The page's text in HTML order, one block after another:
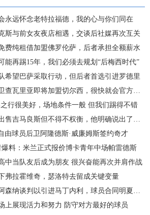
永远怀念老特拉福德，我的心与你们同在
斯与前女友夜店相遇，交谈后社媒再次互关
费纯租借加盟佛罗伦萨，后者承担全额薪水
能再踢15年，我们必须去规划“后梅西时代”
希望巴萨采取行动，但后者首选引进罗德里
瓦里亚即将加盟切尔西，很快就会官方宣布
行很美好，场地条件一般 但我们踢得不错
吉马良斯但不得不权衡，他明确说出了意愿
由球员后卫阿隆德斯·威廉姆斯签约奇才
料：米兰正式报价博卡青年中场帕雷德斯
中当队友后成为朋友 很兴奋能再次并肩作战
弗拉霍维奇，瑟洛特去留成关键变量
纳谈判以引进马丁内利，球员合同明夏到期
上展现活力和努力 防守对方最好的球员